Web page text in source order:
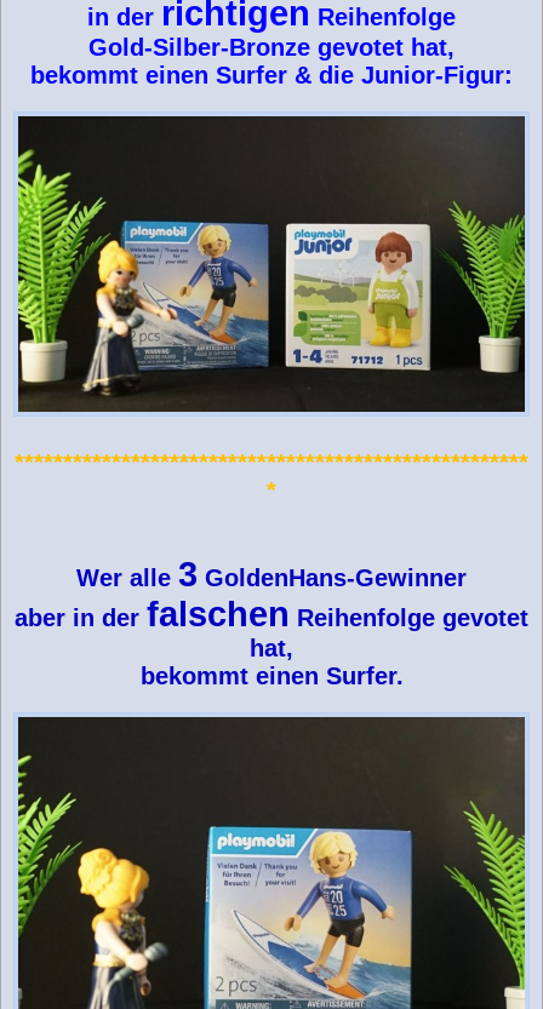
in der richtigen Reihenfolge
Gold-Silber-Bronze gevotet hat,
bekommt einen Surfer & die Junior-Figur:
*****************************************************
*
Wer alle 3 GoldenHans-Gewinner
aber in der falschen Reihenfolge gevotet
hat,
bekommt einen Surfer.